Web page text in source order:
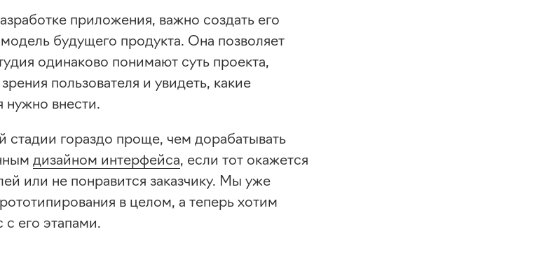
приложения, важно создать его
будущего продукта. Она позволяет
одинаково понимают суть проекта,
пользователя и увидеть, какие
нужно внести.
стадии гораздо проще, чем дорабатывать
дизайном интерфейса, если тот окажется
или не понравится заказчику. Мы уже
в целом, а теперь хотим
его этапами.